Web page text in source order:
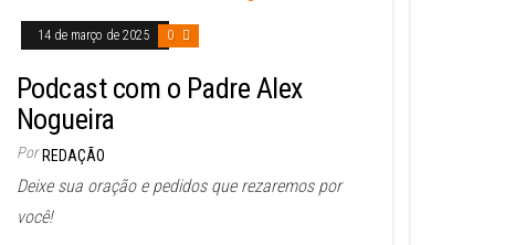
14 de março de 2025 0
Podcast com o Padre Alex
Nogueira
Por REDAÇÃO
Deixe sua oração e pedidos que rezaremos por
você!